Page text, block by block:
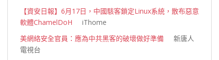
【資安日報】6月17日，中國駭客鎖定Linux系統，散布惡意
軟體ChamelDoH
iThome
美網絡安全官員：應為中共黑客的破壞做好準備 新唐人
電視台